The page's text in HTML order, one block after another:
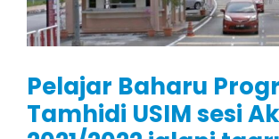
Pelajar Baharu
Tamhidi USIM sesi